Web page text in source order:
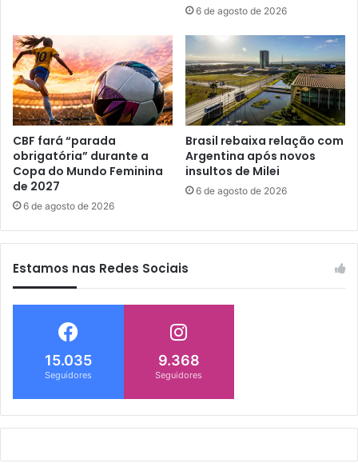
6 de agosto de 2026
CBF fará “parada
obrigatória” durante a
Copa do Mundo Feminina
de 2027
6 de agosto de 2026
Brasil rebaixa relação com
Argentina após novos
insultos de Milei
6 de agosto de 2026
Estamos nas Redes Sociais
15.035
Seguidores
9.368
Seguidores